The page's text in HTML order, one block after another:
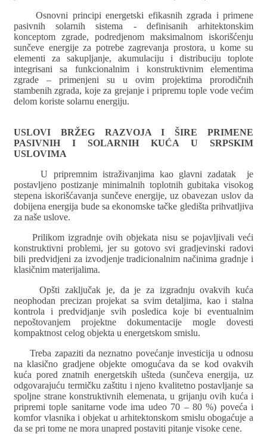
Osnovni principi energetski efikasnih zgrada i primene
pasivnih solarnih sistema - definisanih arhitektonskim
konceptom zgrade, podredjenom maksimalnom iskorišćenju
sunčeve energije za potrebe zagrevanja prostora, u kome su
elementi za sakupljanje, akumulaciju i distribuciju toplote
integrisani sa funkcionalnim i konstruktivnim elementima
zgrade – primenjeni su u ovim projektima prorodičnih
stambenih zgrada, koje za grejanje i pripremu tople vode većim
delom koriste solarnu energiju.
USLOVI BRŽEG RAZVOJA I ŠIRE PRIMENE
PASIVNIH I SOLARNIH KUĆA U SRPSKIM
USLOVIMA
U pripremnim istraživanjima kao glavni zadatak je
postavljeno postizanje minimalnih toplotnih gubitaka visokog
stepena iskorišćavanja sunčeve energije, uz obavezan uslov da
dobijena energija bude sa ekonomske tačke gledišta prihvatljiva
za naše uslove.
Prilikom izgradnje ovih objekata nisu se pojavljivali veći
konstruktivni problemi, jer su gotovo svi gradjevinski radovi
bili predvidjeni za izvodjenje tradicionalnim načinima gradnje i
klasičnim materijalima.
Opšti zaključak je, da je za izgradnju ovakvih kuća
neophodan precizan projekat sa svim detaljima, kao i stalna
kontrola i predvidjanje svih posledica koje bi eventualnim
nepoštovanjem projektne dokumentacije mogle dovesti
kompaktnost celog objekta u energetskom smislu.
Treba zapaziti da neznatno povećanje investicija u odnosu
na klasično gradjene objekte omogućava da se kod ovakvih
kuća pored znatnih energetskih ušteda (sunčeva energija, uz
odgovarajuću termičku zaštitu i njeno kvalitetno postavljanje sa
spoljne strane konstruktivnih elemenata, u grijanju ovih kuća i
pripremi tople sanitarne vode ima udeo 70 – 80 %) poveća i
komfor vlasnika i objekat u arhitektonskom smislu obogaćuje a
da se pri tome ne mora unapred postaviti pitanje visoke cene.